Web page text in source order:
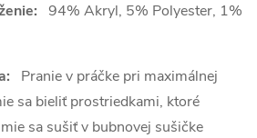
94% Akryl, 5% Polyester, 1%
Pranie v práčke pri maximálnej
sa bieliť prostriedkami, ktoré
sa sušiť v bubnovej sušičke